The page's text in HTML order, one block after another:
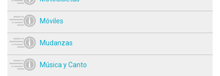
Móviles
Mudanzas
Música y Canto